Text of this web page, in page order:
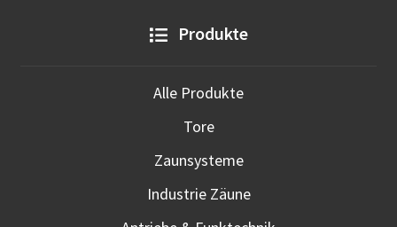
Produkte
Alle Produkte
Tore
Zaunsysteme
Industrie Zäune